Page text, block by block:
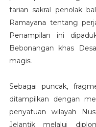
tarian sakral penolak
Ramayana tentang
Penampilan ini
Bebonangan khas
magis.
Sebagai puncak,
ditampilkan dengan
penyatuan wilayah
Jelantik melalui